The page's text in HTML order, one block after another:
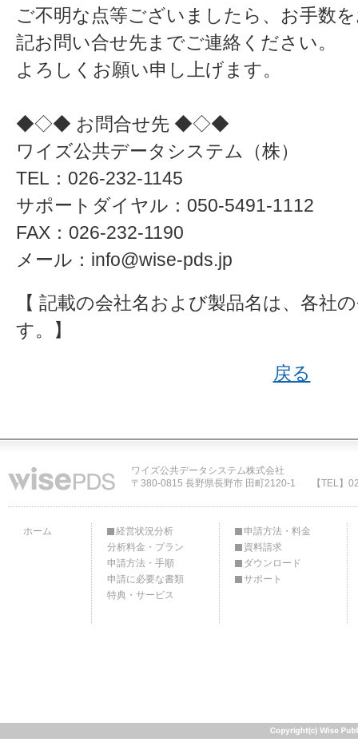
ご不明な点等ございましたら、お手数
記お問い合せ先までご連絡ください。
よろしくお願い申し上げます。
◆◇◆ お問合せ先 ◆◇◆
ワイズ公共データシステム（株）
TEL：026-232-1145
サポートダイヤル：050-5491-1112
FAX：026-232-1190
メール：info@wise-pds.jp
【 記載の会社名および製品名は、各社
す。】
戻る
ワイズ公共データシステム株式会社
〒380-0815 長野県長野市 田町2120-1
【TEL】
ホーム
経営状況分析
分析料金・プラン
申請方法・手順
申請に必要な書類
特典・サービス
申請方法・料金
資料請求
ダウンロード
サポート